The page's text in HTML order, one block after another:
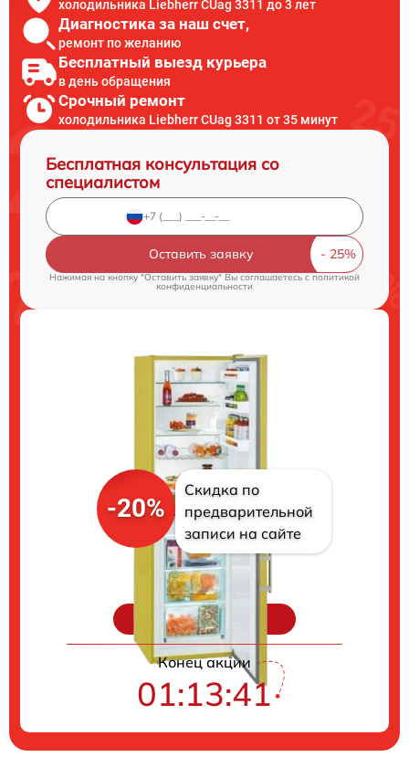
холодильника Liebherr CUag 3311 до 3 лет
Диагностика за наш счет,
ремонт по желанию
Бесплатный выезд курьера
в день обращения
Срочный ремонт
холодильника Liebherr CUag 3311 от 35 минут
Бесплатная консультация со
специалистом
Оставить заявку
Нажимая на кнопку "Оставить заявку" Вы соглашаетесь cполитикой
конфиденциальности
-20%
Скидка по
предварительной
записи на сайте
Цены на ремонт
Конец акции
01:13:40